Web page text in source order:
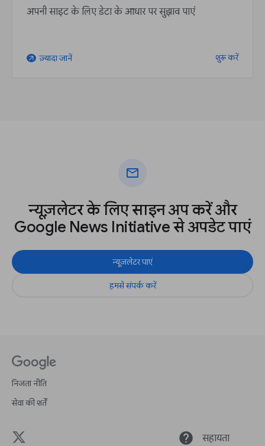
अपनी साइट के लिए डेटा के आधार पर सुझाव पाएं
arrow_outward ज़्यादा जानें शुरू करें
mail
न्यूज़लेटर के लिए साइन अप करें और
Google News Initiative से अपडेट पाएं
न्यूज़लेटर पाएं
हमसे संपर्क करें
निजता नीति
सेवा की शर्तें
help सहायता